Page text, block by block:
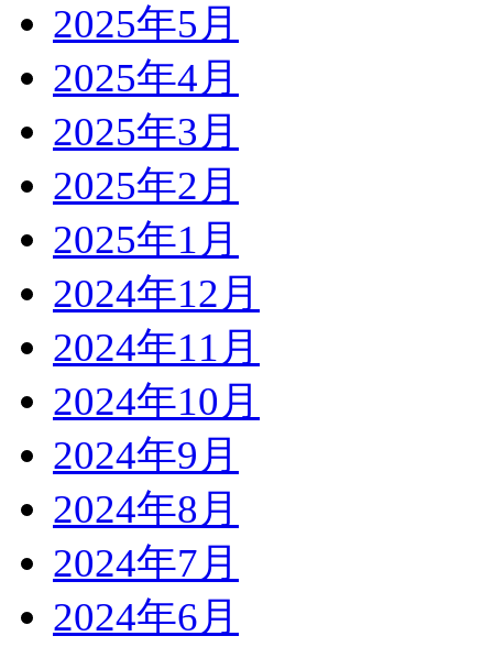
2025年5月
2025年4月
2025年3月
2025年2月
2025年1月
2024年12月
2024年11月
2024年10月
2024年9月
2024年8月
2024年7月
2024年6月